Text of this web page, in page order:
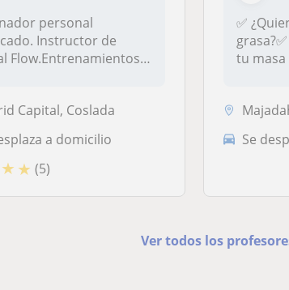
personal
Instructor de
Flow.Entrenamientos
Capital, Coslada
a domicilio
★ ★ (5)
✅
tu masa
Majadahonda,
Se
Ver todos los